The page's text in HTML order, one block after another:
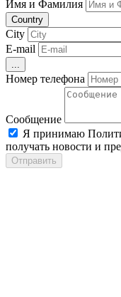
Имя и Фамилия
Country
City
E-mail
...
Номер телефона
Сообщение
Я принимаю
получать новости и
Отправить